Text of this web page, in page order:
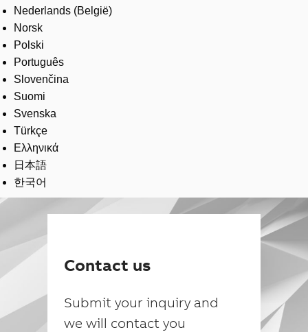
Nederlands (België)
Norsk
Polski
Português
Slovenčina
Suomi
Svenska
Türkçe
Ελληνικά
日本語
한국어
Contact us
Submit your inquiry and
we will contact you